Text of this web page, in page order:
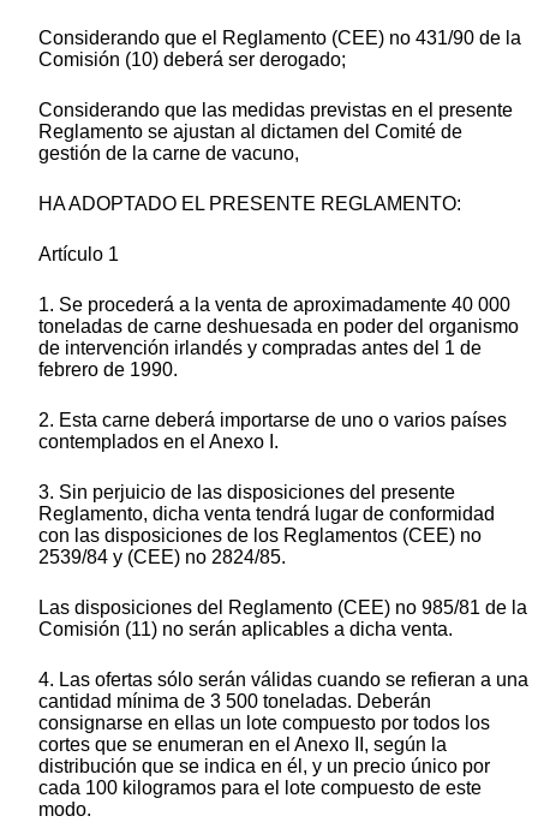
Considerando que el Reglamento (CEE) no 431/90 de la
Comisión (10) deberá ser derogado;
Considerando que las medidas previstas en el presente
Reglamento se ajustan al dictamen del Comité de
gestión de la carne de vacuno,
HA ADOPTADO EL PRESENTE REGLAMENTO:
Artículo 1
1. Se procederá a la venta de aproximadamente 40 000
toneladas de carne deshuesada en poder del organismo
de intervención irlandés y compradas antes del 1 de
febrero de 1990.
2. Esta carne deberá importarse de uno o varios países
contemplados en el Anexo I.
3. Sin perjuicio de las disposiciones del presente
Reglamento, dicha venta tendrá lugar de conformidad
con las disposiciones de los Reglamentos (CEE) no
2539/84 y (CEE) no 2824/85.
Las disposiciones del Reglamento (CEE) no 985/81 de la
Comisión (11) no serán aplicables a dicha venta.
4. Las ofertas sólo serán válidas cuando se refieran a una
cantidad mínima de 3 500 toneladas. Deberán
consignarse en ellas un lote compuesto por todos los
cortes que se enumeran en el Anexo II, según la
distribución que se indica en él, y un precio único por
cada 100 kilogramos para el lote compuesto de este
modo.